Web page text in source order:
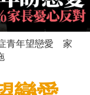
青年望戀愛 家